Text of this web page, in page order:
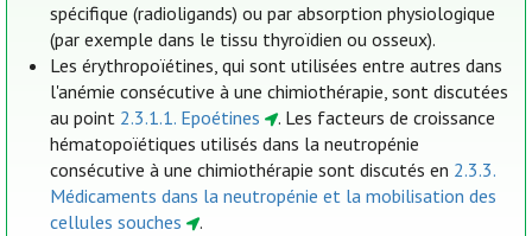
spécifique (radioligands) ou par absorption physiologique
(par exemple dans le tissu thyroïdien ou osseux).
Les érythropoïétines, qui sont utilisées entre autres dans
l'anémie consécutive à une chimiothérapie, sont discutées
au point 2.3.1.1. Epoétines
. Les facteurs de croissance
hématopoïétiques utilisés dans la neutropénie
consécutive à une chimiothérapie sont discutés en 2.3.3.
Médicaments dans la neutropénie et la mobilisation des
cellules souches
.